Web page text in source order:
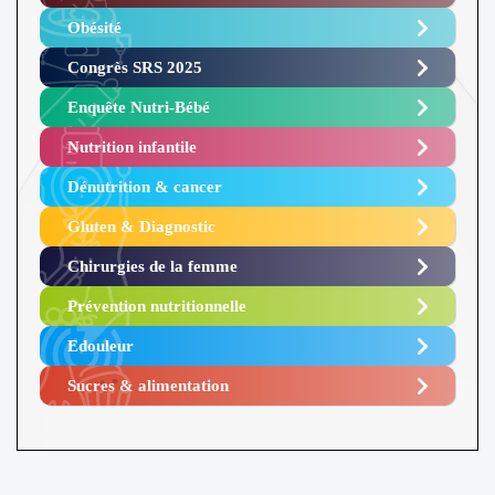
Obésité ​
Congrès SRS 2025 ​
Enquête Nutri-Bébé ​
Nutrition infantile
Dénutrition & cancer
Gluten & Diagnostic
Chirurgies de la femme
Prévention nutritionnelle
Edouleur​
Sucres & alimentation​